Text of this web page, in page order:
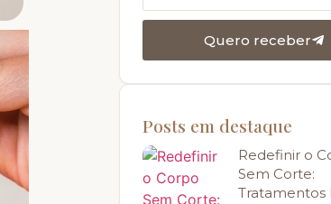
Quero receber
Posts em destaque
Redefinir o
Sem Corte:
Tratamentos